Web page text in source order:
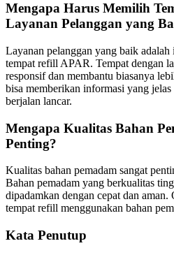
Mengapa Harus Memilih
Layanan Pelanggan yang
Layanan pelanggan yang baik
tempat refill APAR. Tempat dengan
responsif dan membantu biasanya
bisa memberikan informasi yang
berjalan lancar.
Mengapa Kualitas Bahan
Penting?
Kualitas bahan pemadam sangat
Bahan pemadam yang berkualitas
dipadamkan dengan cepat dan
tempat refill menggunakan bahan
Kata Penutup